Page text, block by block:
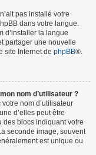
pas installé votre
dans votre langue.
d’installer la langue
partager une nouvelle
site Internet de phpBB®.
nom d’utilisateur ?
nom d’utilisateur
d’elles peut être
des blocs indiquant votre
seconde image, souvent
est unique ou